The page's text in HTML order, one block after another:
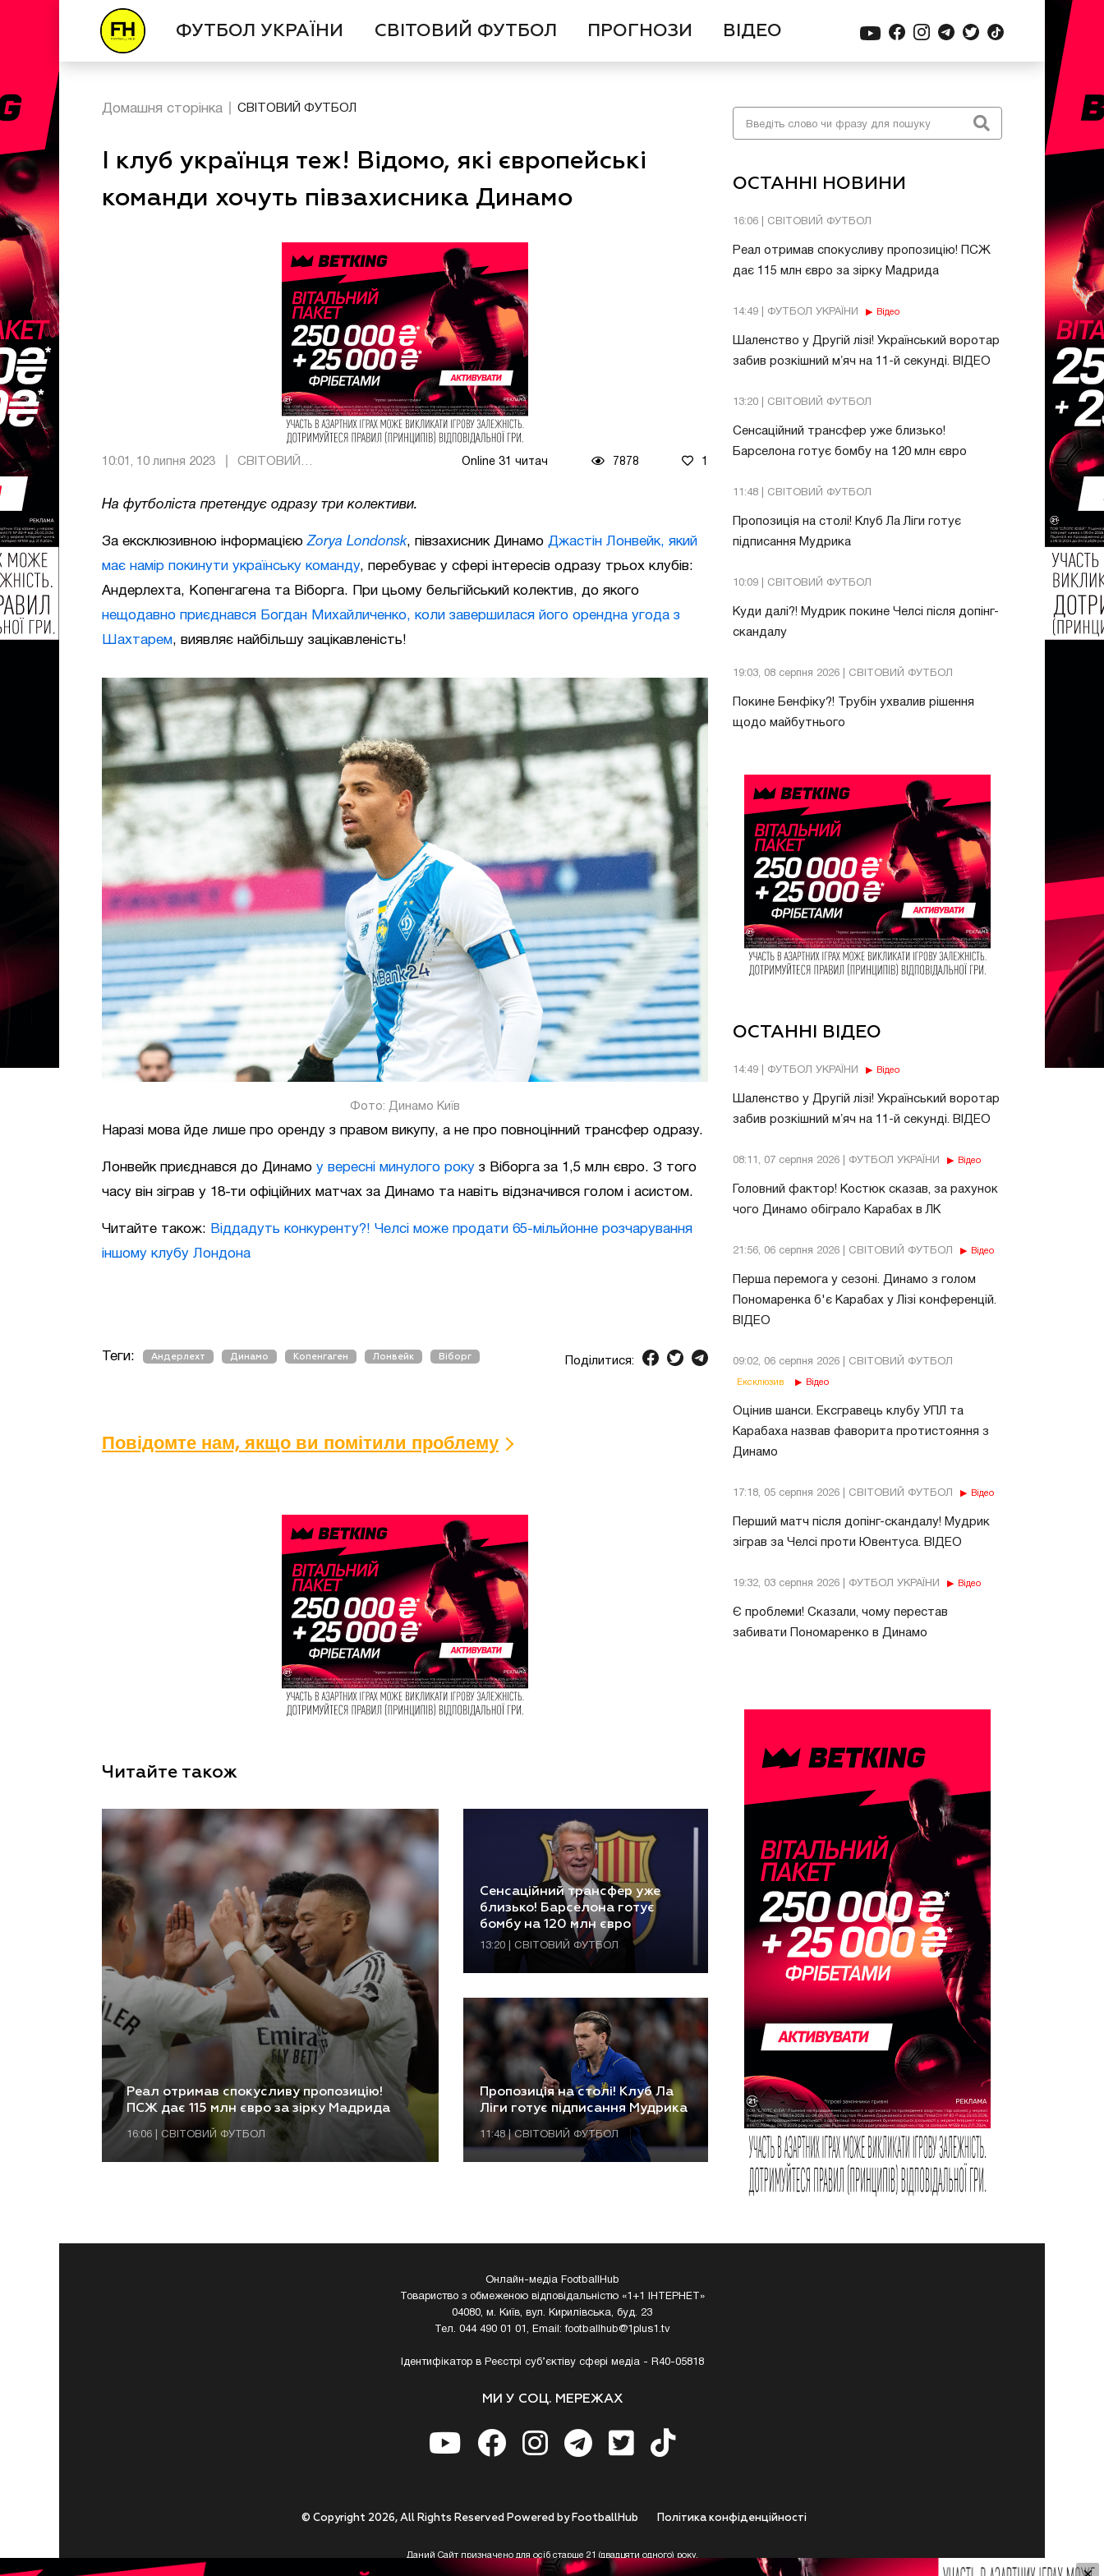
ФУТБОЛ УКРАЇНИ СВІТОВИЙ ФУТБОЛ ПРОГНОЗИ ВІДЕО
ОСТАННІ НОВИНИ
16:06 | СВІТОВИЙ ФУТБОЛ
Реал отримав спокусливу пропозицію! ПСЖ
дає 115 млн євро за зірку Мадрида
14:49 | ФУТБОЛ УКРАЇНИ Відео
Шаленство у Другій лізі! Український воротар
забив розкішний мʼяч на 11-й секунді. ВІДЕО
13:20 | СВІТОВИЙ ФУТБОЛ
Сенсаційний трансфер уже близько!
Барселона готує бомбу на 120 млн євро
11:48 | СВІТОВИЙ ФУТБОЛ
Пропозиція на столі! Клуб Ла Ліги готує
підписання Мудрика
10:09 | СВІТОВИЙ ФУТБОЛ
Куди далі?! Мудрик покине Челсі після допінг-
скандалу
19:03, 08 серпня 2026 | СВІТОВИЙ ФУТБОЛ
Покине Бенфіку?! Трубін ухвалив рішення
щодо майбутнього
ОСТАННІ ВІДЕО
14:49 | ФУТБОЛ УКРАЇНИ Відео
Шаленство у Другій лізі! Український воротар
забив розкішний мʼяч на 11-й секунді. ВІДЕО
08:11, 07 серпня 2026 | ФУТБОЛ УКРАЇНИ Відео
Головний фактор! Костюк сказав, за рахунок
чого Динамо обіграло Карабах в ЛК
21:56, 06 серпня 2026 | СВІТОВИЙ ФУТБОЛ Відео
Перша перемога у сезоні. Динамо з голом
Пономаренка б'є Карабах у Лізі конференцій.
ВІДЕО
09:02, 06 серпня 2026 | СВІТОВИЙ ФУТБОЛ
Ексклюзив Відео
Оцінив шанси. Ексгравець клубу УПЛ та
Карабаха назвав фаворита протистояння з
Динамо
17:18, 05 серпня 2026 | СВІТОВИЙ ФУТБОЛ Відео
Перший матч після допінг-скандалу! Мудрик
зіграв за Челсі проти Ювентуса. ВІДЕО
19:32, 03 серпня 2026 | ФУТБОЛ УКРАЇНИ Відео
Є проблеми! Сказали, чому перестав
забивати Пономаренко в Динамо
Домашня сторінка СВІТОВИЙ ФУТБОЛ
І клуб українця теж! Відомо, які європейські
команди хочуть півзахисника Динамо
10:01, 10 липня 2023 Online 31 читач 7878 1
На футболіста претендує одразу три колективи.
За ексклюзивною інформацієюZorya Londonsk, півзахисник Динамо Джастін Лонвейк, який
має намір покинути українську команду, перебуває у сфері інтересів одразу трьох клубів:
Андерлехта, Копенгагена та Віборга. При цьому бельгійський колектив, до якого
нещодавно приєднався Богдан Михайличенко, коли завершилася його орендна угода з
Шахтарем, виявляє найбільшу зацікавленість!
Фото: Динамо Київ
Наразі мова йде лише про оренду з правом викупу, а не про повноцінний трансфер одразу.
Лонвейк приєднався до Динамо у вересні минулого року з Віборга за 1,5 млн євро. З того
часу він зіграв у 18-ти офіційних матчах за Динамо та навіть відзначився голом і асистом.
Читайте також: Віддадуть конкуренту?! Челсі може продати 65-мільйонне розчарування
іншому клубу Лондона
Теги: Андерлехт Динамо Копенгаген Лонвейк Віборг Поділитися:
Повідомте нам, якщо ви помітили проблему
Читайте також
Реал отримав спокусливу пропозицію!
ПСЖ дає 115 млн євро за зірку Мадрида
16:06 | СВІТОВИЙ ФУТБОЛ
Сенсаційний трансфер уже
близько! Барселона готує
бомбу на 120 млн євро
13:20 | СВІТОВИЙ ФУТБОЛ
Пропозиція на столі! Клуб Ла
Ліги готує підписання Мудрика
11:48 | СВІТОВИЙ ФУТБОЛ
Онлайн-медіа FootballHub
Товариство з обмеженою відповідальністю «1+1 ІНТЕРНЕТ»
04080, м. Київ, вул. Кирилівська, буд. 23
Тел. 044 490 01 01, Email:footballhub@1plus1.tv
Ідентифікатор в Реєстрі суб’єктіву сфері медіа - R40-05818
МИ У СОЦ. МЕРЕЖАХ
Полiтика конфiденцiйностi
© Copyright 2026, All Rights Reserved Powered by FootballHub
Даний Сайт призначено для осіб старше 21 (двадцяти одного) року.
Приступаючи до використання https://footballhub.ua, Користувач цим підтверджує, що досяг 21-річного віку.